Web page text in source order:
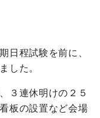
日程試験を前に、
した。
３連休明けの２５
板の設置など会場